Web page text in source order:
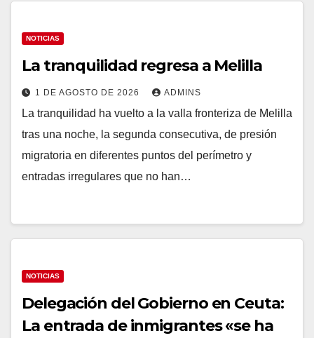
NOTICIAS
La tranquilidad regresa a Melilla
1 DE AGOSTO DE 2026 ADMINS
La tranquilidad ha vuelto a la valla fronteriza de Melilla
tras una noche, la segunda consecutiva, de presión
migratoria en diferentes puntos del perímetro y
entradas irregulares que no han…
NOTICIAS
Delegación del Gobierno en Ceuta:
La entrada de inmigrantes «se ha